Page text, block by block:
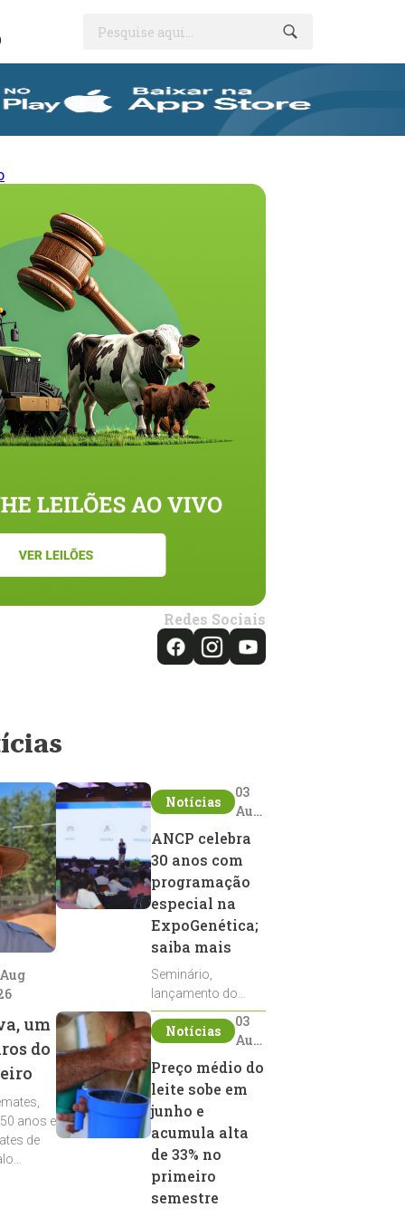
Pesquise aqui...
Redes Sociais
um
do
anos e
de
Notícias
03
Aug
ANCP celebra
30 anos com
programação
especial na
ExpoGenética;
saiba mais
Seminário,
lançamento do
Sumário de Touros,
debates, podcast,
reprodutores e
homenagens
integram a
programação da
entidade durante a
ExpoGenética 2026
Notícias
03
Aug
2026
Preço médio do
leite sobe em
junho e
acumula alta
de 33% no
primeiro
semestre